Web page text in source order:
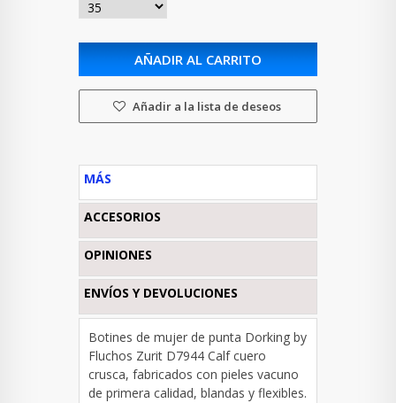
AÑADIR AL CARRITO
Añadir a la lista de deseos
MÁS
ACCESORIOS
OPINIONES
ENVÍOS Y DEVOLUCIONES
Botines de mujer de punta Dorking by
Fluchos Zurit D7944 Calf cuero
crusca, fabricados con pieles vacuno
de primera calidad, blandas y flexibles.